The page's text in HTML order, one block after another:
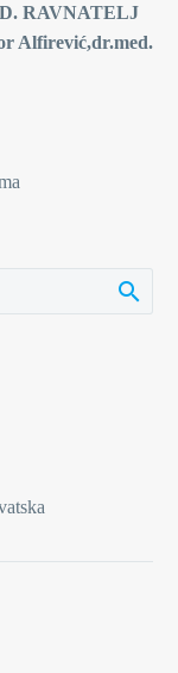
RAVNATELJ
Alfirević,dr.med.